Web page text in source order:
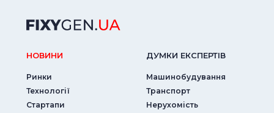
НОВИНИ
Ринки
Технології
Стартапи
ДУМКИ ЕКСПЕРТIВ
Машинобудування
Транспорт
Нерухомість